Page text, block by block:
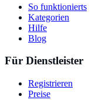
So funktionierts
Kategorien
Hilfe
Blog
Für Dienstleister
Registrieren
Preise